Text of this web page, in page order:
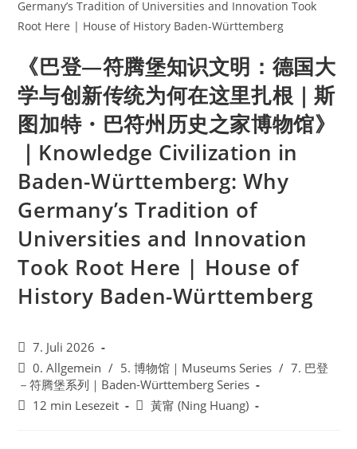
《巴登—符腾堡知识文明：德国大
学与创新传统为何在这里扎根｜斯
图加特・巴符州历史之家博物馆》
｜Knowledge Civilization in
Baden-Württemberg: Why
Germany’s Tradition of
Universities and Innovation
Took Root Here | House of
History Baden-Württemberg
Beitrag
veröffentlicht:
7. Juli 2026
Beitrags-
Kategorie:
0. Allgemein / 5. 博物馆｜Museums Series / 7. 巴登
－符腾堡系列｜Baden-Württemberg Series
Lesedauer:
12 min Lesezeit
Beitrags-
黃甯 (Ning Huang)